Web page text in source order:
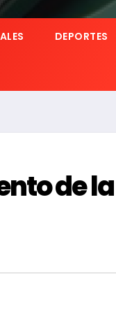
DEPORTES
de la